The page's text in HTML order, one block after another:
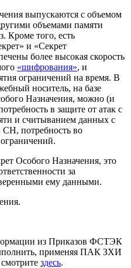
выпускаются с объемом
объемами памяти
Кроме того, есть
и «Секрет
более высокая скорость
«шифрования», и
ограничений на время. В
носитель, на базе
Назначения, можно (и
в защите от атак с
и считыванием данных с
СН, потребность во
Особого Назначения, это
за
ему данными.
из Приказов ФСТЭК
применяя ПАК ЗХИ
здесь.